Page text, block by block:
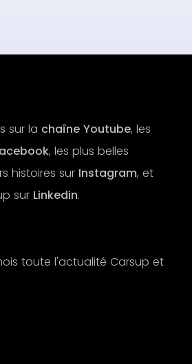
sur la chaîne Youtube, les
, les plus belles
histoires sur Instagram, et
sur Linkedin.
toute l'actualité Carsup et